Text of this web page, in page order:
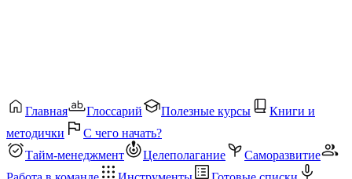
Главная Глоссарий Полезные курсы
Книги и
методички
С чего начать?
Тайм-менеджмент
Целеполагание
Саморазвитие